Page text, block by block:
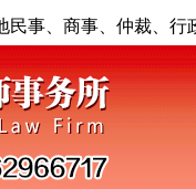
民事、商事、仲裁、行